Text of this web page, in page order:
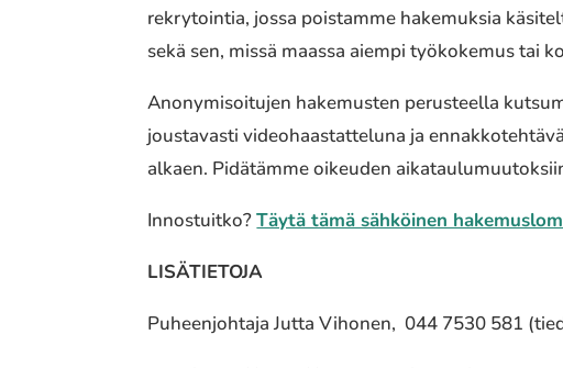
rekrytointia, jossa poistamme hakemuksia
sekä sen, missä maassa aiempi työkokemus tai
Anonymisoitujen hakemusten perusteella
joustavasti videohaastatteluna ja
alkaen. Pidätämme oikeuden
Innostuitko?Täytä tämä sähköinen
LISÄTIETOJA
Puheenjohtaja Jutta Vihonen, 044 7530 581